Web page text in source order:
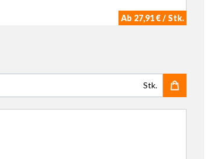
Ab 27,91 € / Stk.
Stk.